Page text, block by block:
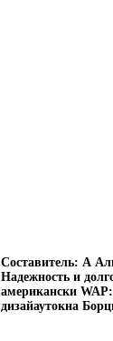
Составитель: А
Надежность и
американски
дизайаутокна